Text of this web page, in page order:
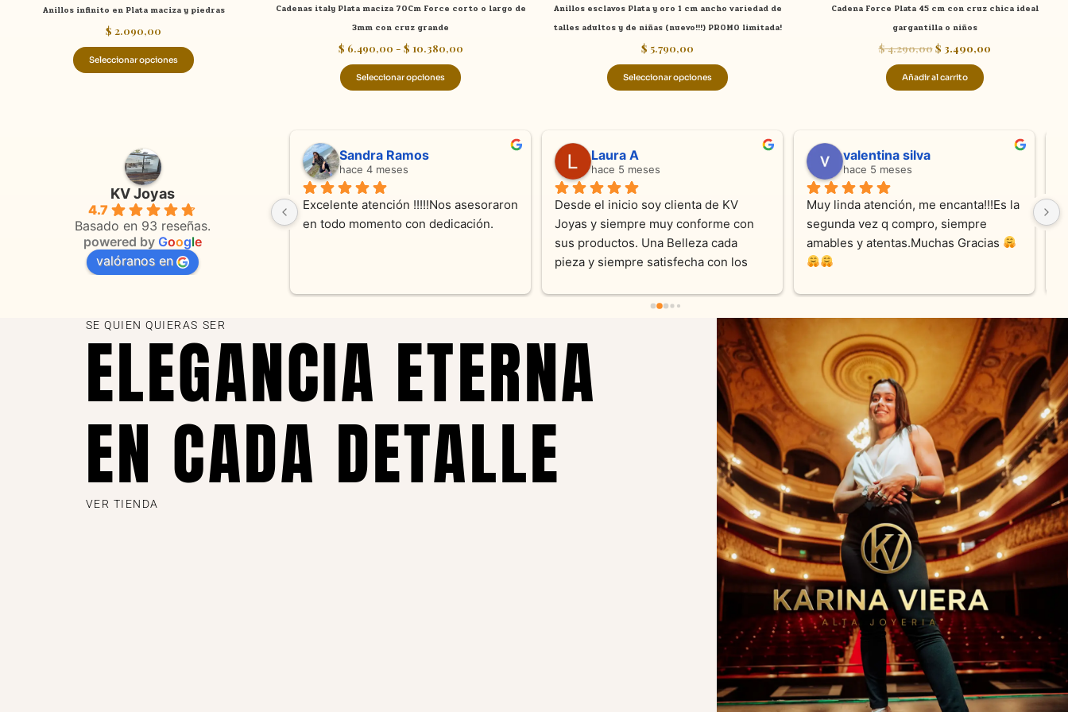
Anillos infinito en Plata maciza y piedras
$ 2.090,00
Seleccionar opciones
producto
Cadenas italy Plata maciza 70Cm Force corto o largo de
3mm con cruz grande
$ 6.490,00 - $ 10.380,00
Seleccionar opciones
producto
Anillos esclavos Plata y oro 1 cm ancho variedad de
talles adultos y de niñas (nuevo!!!) PROMO limitada!
$ 5.790,00
Seleccionar opciones
producto
Cadena Force Plata 45 cm con cruz chica ideal
gargantilla o niños
$4.290,00$ 3.490,00
Añadir al carrito
KV Joyas
4.7
Basado en 93 reseñas.
powered by Google
valóranos en
Adriana Ghisoli
hace 3 meses
Muy buena atención, con amabilidad y
orientaciones convenientes
Sandra Ramos
hace 4 meses
Excelente atención !!!!!Nos asesoraron
en todo momento con dedicación.
Laura A
hace 5 meses
Desde el inicio soy clienta de KV
Joyas y siempre muy conforme con
sus productos. Una Belleza cada
pieza y siempre satisfecha con los
recomendable
valentina silva
hace 5 meses
Muy linda atención, me encanta!!!Es la
segunda vez q compro, siempre
amables y atentas.Muchas Gracias
SE QUIEN QUIERAS SER
ELEGANCIA ETERNA
EN CADA DETALLE
VER TIENDA